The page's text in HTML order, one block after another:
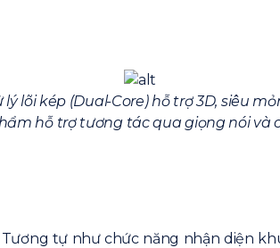
lõi kép (Dual-Core) hỗ trợ 3D, siêu
hỗ trợ tương tác qua giọng nói và
tự như chức năng nhận diện